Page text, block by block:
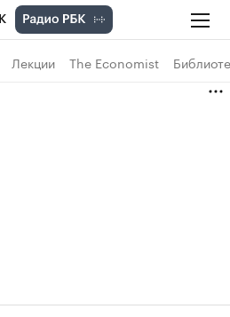
Лекции The Economist